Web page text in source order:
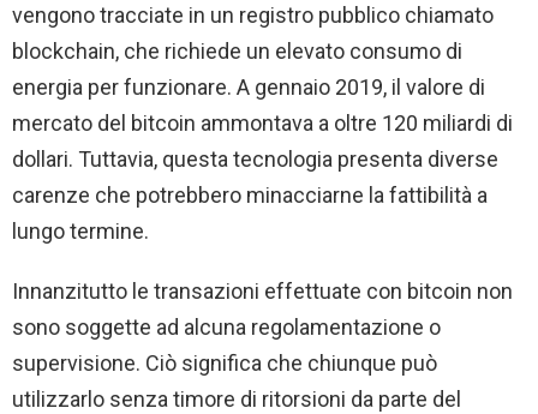
vengono tracciate in un registro pubblico chiamato
blockchain, che richiede un elevato consumo di
energia per funzionare. A gennaio 2019, il valore di
mercato del bitcoin ammontava a oltre 120 miliardi di
dollari. Tuttavia, questa tecnologia presenta diverse
carenze che potrebbero minacciarne la fattibilità a
lungo termine.
Innanzitutto le transazioni effettuate con bitcoin non
sono soggette ad alcuna regolamentazione o
supervisione. Ciò significa che chiunque può
utilizzarlo senza timore di ritorsioni da parte del